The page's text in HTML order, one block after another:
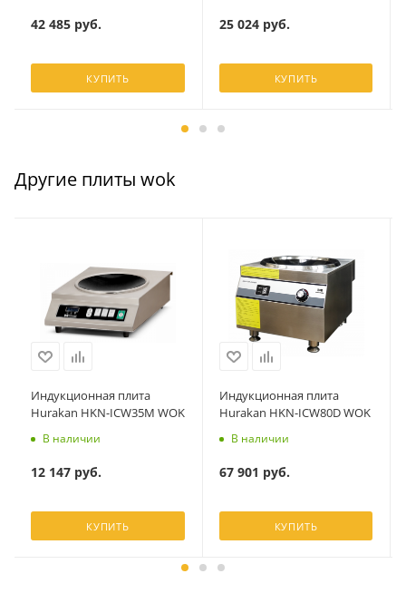
42 485 руб.
КУПИТЬ
25 024руб.
КУПИТЬ
Другие плиты wok
Индукционная плита
Hurakan HKN-ICW35M WOK
В наличии
12 147 руб.
КУПИТЬ
Индукционная плита
Hurakan HKN-ICW80D WOK
В наличии
67 901 руб.
КУПИТЬ